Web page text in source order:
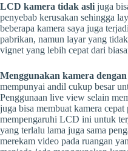
LCD kamera tidak asli juga
penyebab kerusakan sehingga
beberapa kamera saya juga
pabrikan, namun layar yang
vignet yang lebih cepat dari
Menggunakan kamera
mempunyai andil cukup besar
Penggunaan live view selain
juga bisa membuat kamera cepat
mempengaruhi LCD ini untuk
yang terlalu lama juga sama
merekam video pada ruangan